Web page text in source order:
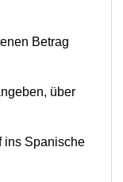
Betrag
über
ins Spanische